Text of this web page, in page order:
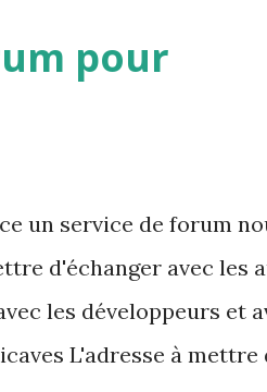
pour
un service de forum
d'échanger avec les
les développeurs et
L'adresse à mettre